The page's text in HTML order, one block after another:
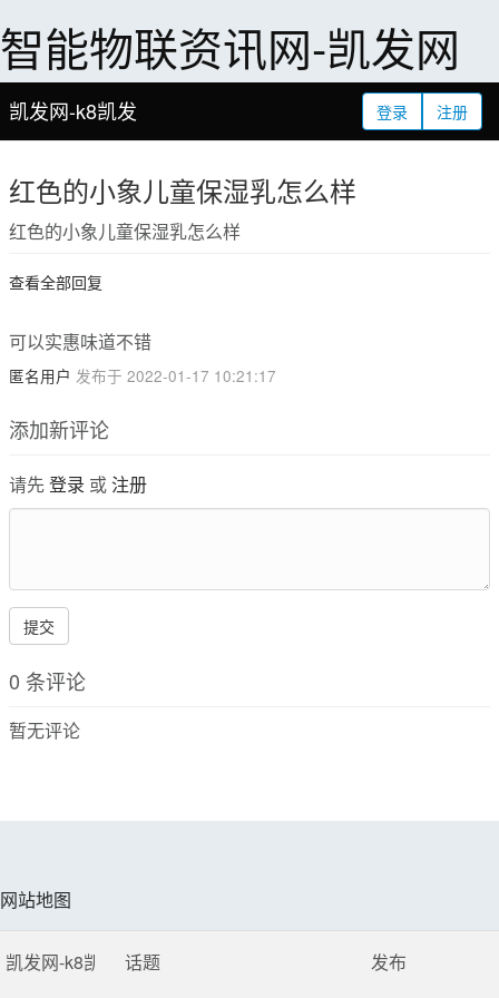
智能物联资讯网-凯发网
登录 注册
凯发网-k8凯发
凯发网-k8凯发 话题 发布
红色的小象儿童保湿乳怎么样
红色的小象儿童保湿乳怎么样
查看全部回复
可以实惠味道不错
匿名用户 发布于 2022-01-17 10:21:17
添加新评论
请先登录 或 注册
提交
0 条评论
暂无评论
网站地图